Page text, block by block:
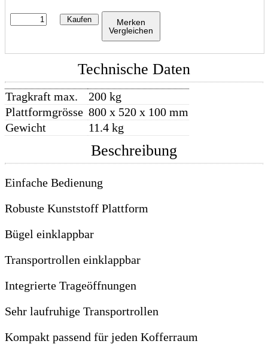
Kaufen
Merken
Vergleichen
Technische Daten
Tragkraft max.
200 kg
Plattformgrösse 800 x 520 x 100 mm
Gewicht
11.4 kg
Beschreibung
Einfache Bedienung
Robuste Kunststoff Plattform
Bügel einklappbar
Transportrollen einklappbar
Integrierte Trageöffnungen
Sehr laufruhige Transportrollen
Kompakt passend für jeden Kofferraum